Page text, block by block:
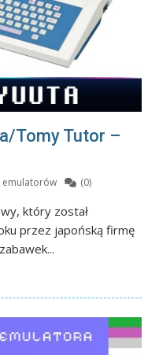
Tomy Tutor –
emulatorów (0)
który został
przez japońską firmę